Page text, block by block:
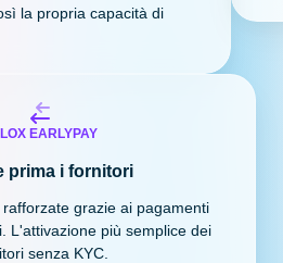
la propria capacità di
EARLYPAY
prima i fornitori
grazie ai pagamenti
L'attivazione più semplice dei
senza KYC.